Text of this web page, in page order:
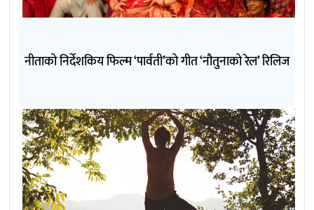
नीताको निर्देशकिय फिल्म ‘पार्वती’को गीत ‘नौतुनाको रेल’ रिलिज